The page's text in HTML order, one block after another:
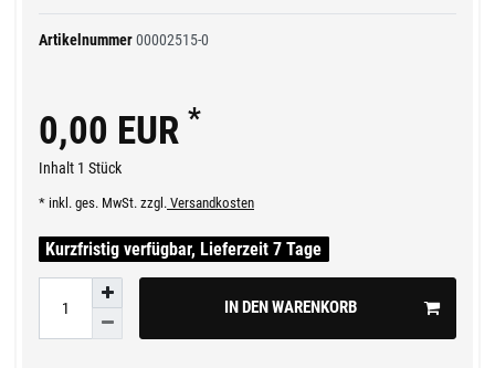
Artikelnummer00002515-0
0,00 EUR *
Inhalt 1 Stück
* inkl. ges. MwSt. zzgl. Versandkosten
Kurzfristig verfügbar, Lieferzeit 7 Tage
IN DEN WARENKORB